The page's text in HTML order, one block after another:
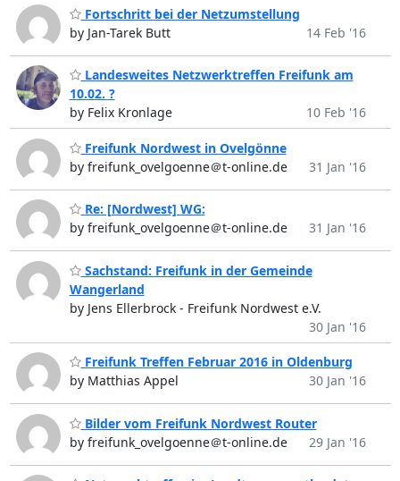
Fortschritt bei der Netzumstellung
by Jan-Tarek Butt
14 Feb '16
Landesweites Netzwerktreffen Freifunk am
10.02. ?
by Felix Kronlage
10 Feb '16
Freifunk Nordwest in Ovelgönne
by freifunk_ovelgoenne＠t-online.de
31 Jan '16
Re: [Nordwest] WG:
by freifunk_ovelgoenne＠t-online.de
31 Jan '16
Sachstand: Freifunk in der Gemeinde
Wangerland
by Jens Ellerbrock - Freifunk Nordwest e.V.
30 Jan '16
Freifunk Treffen Februar 2016 in Oldenburg
by Matthias Appel
30 Jan '16
Bilder vom Freifunk Nordwest Router
by freifunk_ovelgoenne＠t-online.de
29 Jan '16